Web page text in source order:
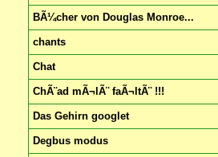
BÃ¼cher von Douglas Monroe...
chants
Chat
ChÃ¨ad mÃ¬lÃ¨ faÃ¬ltÃ¨ !!!
Das Gehirn googlet
Degbus modus